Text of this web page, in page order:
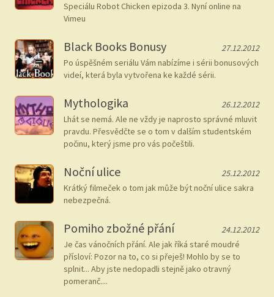
Speciálu Robot Chicken epizoda 3. Nyní online na
Vimeu
Black Books Bonusy
27.12.2012
Po úspěšném seriálu Vám nabízíme i sérii bonusových
videí, která byla vytvořena ke každé sérii.
Mythologika
26.12.2012
Lhát se nemá. Ale ne vždy je naprosto správné mluvit
pravdu. Přesvědčte se o tom v dalším studentském
počinu, který jsme pro vás počeštili.
Noční ulice
25.12.2012
Krátký filmeček o tom jak může být noční ulice sakra
nebezpečná.
Pomiho zbožné přání
24.12.2012
Je čas vánočních přání. Ale jak říká staré moudré
přísloví: Pozor na to, co si přeješ! Mohlo by se to
splnit... Aby jste nedopadli stejně jako otravný
pomeranč....